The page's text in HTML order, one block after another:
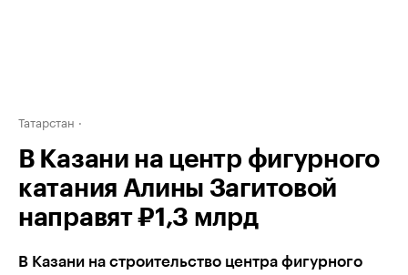
Татарстан
В Казани на центр фигурного
катания Алины Загитовой
направят ₽1,3 млрд
В Казани на строительство центра фигурного